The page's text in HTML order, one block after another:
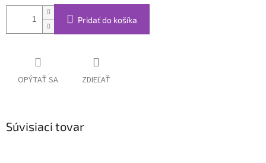
Pridať do košíka
OPÝTAŤ SA ZDIEĽAŤ
Súvisiaci tovar